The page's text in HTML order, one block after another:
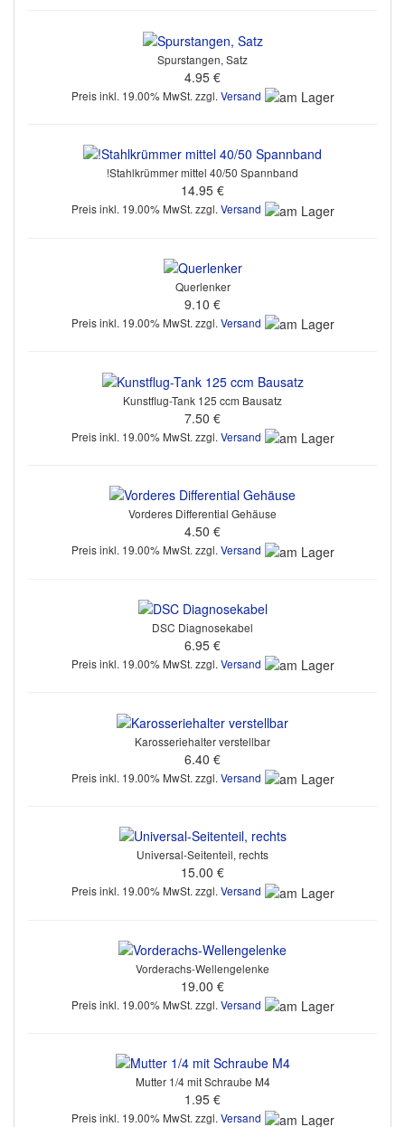
Spurstangen, Satz
4.95 €
Preis inkl. 19.00% MwSt. zzgl. Versand
!Stahlkrümmer mittel 40/50 Spannband
14.95 €
Preis inkl. 19.00% MwSt. zzgl. Versand
Querlenker
9.10 €
Preis inkl. 19.00% MwSt. zzgl. Versand
Kunstflug-Tank 125 ccm Bausatz
7.50 €
Preis inkl. 19.00% MwSt. zzgl. Versand
Vorderes Differential Gehäuse
4.50 €
Preis inkl. 19.00% MwSt. zzgl. Versand
DSC Diagnosekabel
6.95 €
Preis inkl. 19.00% MwSt. zzgl. Versand
Karosseriehalter verstellbar
6.40 €
Preis inkl. 19.00% MwSt. zzgl. Versand
Universal-Seitenteil, rechts
15.00 €
Preis inkl. 19.00% MwSt. zzgl. Versand
Vorderachs-Wellengelenke
19.00 €
Preis inkl. 19.00% MwSt. zzgl. Versand
Mutter 1/4 mit Schraube M4
1.95 €
Preis inkl. 19.00% MwSt. zzgl.Versand